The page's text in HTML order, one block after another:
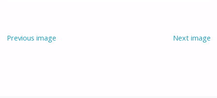
Previous image Next image